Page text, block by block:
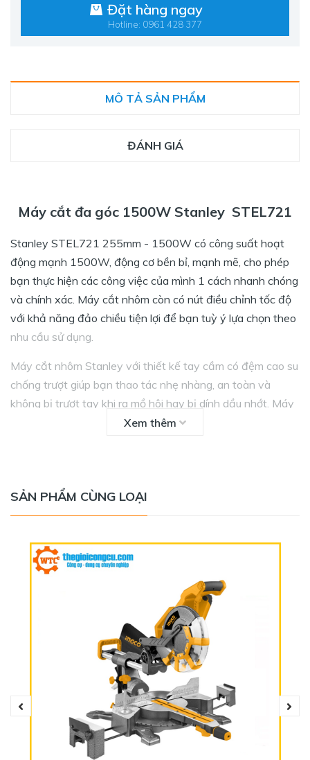
Đặt hàng ngay
Hotline: 0961 428 377
MÔ TẢ SẢN PHẨM
ĐÁNH GIÁ
Máy cắt đa góc 1500W Stanley STEL721
Stanley STEL721 255mm - 1500W có công suất hoạt
động mạnh 1500W, động cơ bền bỉ, mạnh mẽ, cho phép
bạn thực hiện các công việc của mình 1 cách nhanh chóng
và chính xác. Máy cắt nhôm còn có nút điều chỉnh tốc độ
với khả năng đảo chiều tiện lợi để bạn tuỳ ý lựa chọn theo
nhu cầu sử dụng.
Máy cắt nhôm Stanley với thiết kế tay cầm có đệm cao su
chống trượt giúp bạn thao tác nhẹ nhàng, an toàn và
không bị trượt tay khi ra mồ hôi hay bị dính dầu nhớt. Máy
còn tích hợp hệ thống cách điện giúp an toàn đến mức
Xem thêm
SẢN PHẨM CÙNG LOẠI